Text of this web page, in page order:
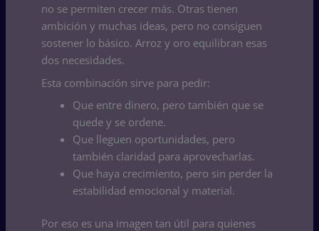
no se permiten crecer más. Otras tienen
ambición y muchas ideas, pero no consiguen
sostener lo básico. Arroz y oro equilibran esas
dos necesidades.
Esta combinación sirve para pedir:
Que entre dinero, pero también que se
quede y se ordene.
Que lleguen oportunidades, pero
también claridad para aprovecharlas.
Que haya crecimiento, pero sin perder la
estabilidad emocional y material.
Por eso es una imagen tan útil para quienes